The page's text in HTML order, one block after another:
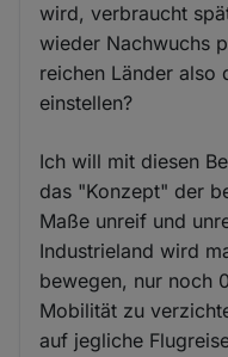
wird, verbraucht
wieder Nachwuchs
reichen Länder also
einstellen?
Ich will mit diesen
das "Konzept" der
Maße unreif und
Industrieland wird
bewegen, nur noch
Mobilität zu
auf jegliche